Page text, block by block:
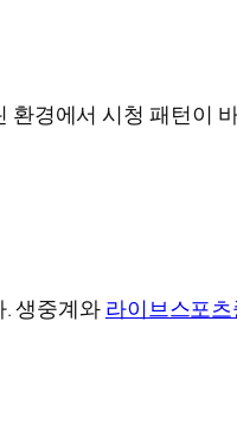
환경에서 시청 패턴이
. 생중계와 라이브스포츠